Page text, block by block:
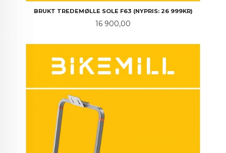
BRUKT TREDEMØLLE SOLE F63 (NYPRIS: 26 999KR)
Pris
16 900,00